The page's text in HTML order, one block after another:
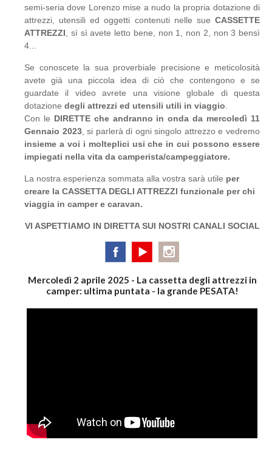
semi-seria dove Lorenzo mise a nudo la propria dotazione di
attrezzi, utensili ed oggetti contenuti nelle sue CASSETTE
ATTREZZI , sì sì avete letto bene, non 1, non 2, non 3 bensì
4...
Se conoscete la sua proverbiale precisione e meticolosità
avete già una piccola idea di ciò che contengono e se
guardate il video avrete una visione globale di questa
dotazione degli attrezzi ed utensili utili in viaggio
Con le DIRETTE che andranno in onda da mercoledì 11
Gennaio 2023, si parlerà di ogni singolo attrezzo e vedremo
insieme a voi i molteplici usi che in cui possono essere
impiegati nella vita da camperista/campeggiatore.
La nostra esperienza sommata alla vostra sarà utile per
creare la CASSETTA DEGLI ATTREZZI funzionale per chi
viaggia in camper e caravan.
VI ASPETTIAMO IN DIRETTA SUI NOSTRI CANALI SOCIAL
Mercoledì 2 aprile 2025 - La cassetta degli attrezzi in
camper: ultima puntata - la grande PESATA!